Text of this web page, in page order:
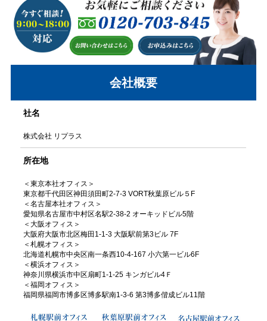
会社概要
社名
株式会社 リプラス
所在地
＜東京本社オフィス＞
東京都千代田区神田須田町2-7-3 VORT秋葉原ビル５F
＜名古屋本社オフィス＞
愛知県名古屋市中村区名駅2-38-2 オーキッドビル5階
＜大阪オフィス＞
大阪府大阪市北区梅田1-1-3 大阪駅前第3ビル 7F
＜札幌オフィス＞
北海道札幌市中央区南一条西10-4-167 小六第一ビル6F
＜横浜オフィス＞
神奈川県横浜市中区扇町1-1-25 キンガビル4Ｆ
＜福岡オフィス＞
福岡県福岡市博多区博多駅南1-3-6 第3博多偕成ビル11階